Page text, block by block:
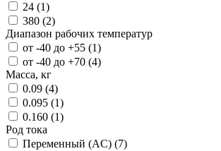
24 (1)
380 (2)
Диапазон рабочих температур
от -40 до +55 (1)
от -40 до +70 (4)
Масса, кг
0.09 (4)
0.095 (1)
0.160 (1)
Род тока
Переменный (AC) (7)